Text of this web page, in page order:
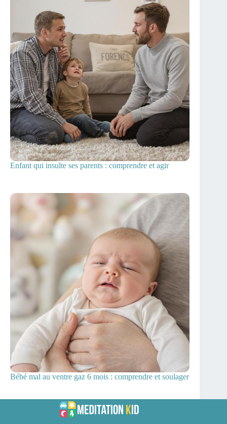
Enfant qui insulte ses parents : comprendre et agir
Bébé mal au ventre gaz 6 mois : comprendre et soulager